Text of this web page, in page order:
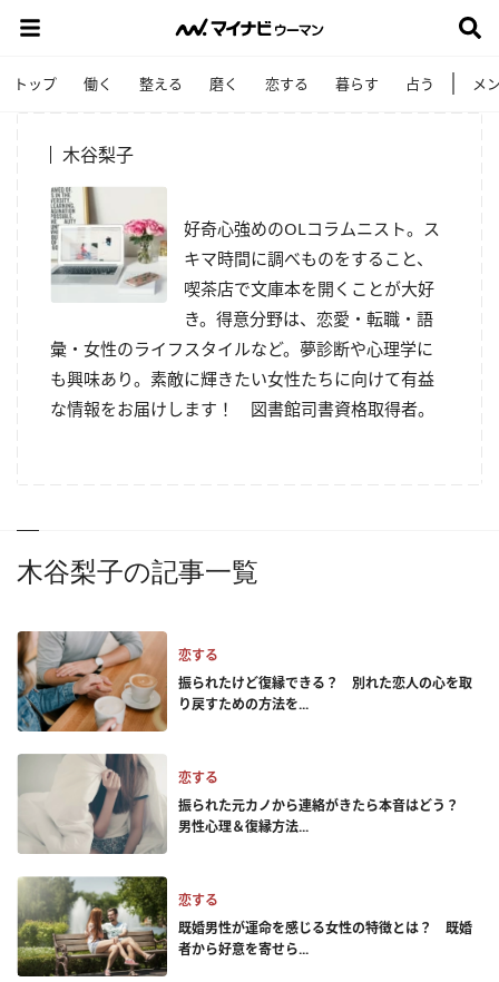
トップ 働く 整える 磨く 恋する 暮らす 占う メ
木谷梨子
好奇心強めのOLコラムニスト。ス
キマ時間に調べものをすること、
喫茶店で文庫本を開くことが大好
き。得意分野は、恋愛・転職・語
彙・女性のライフスタイルなど。夢診断や心理学に
も興味あり。素敵に輝きたい女性たちに向けて有益
な情報をお届けします！ 図書館司書資格取得者。
木谷梨子の記事一覧
恋する
振られたけど復縁できる？ 別れた恋人の心を取
り戻すための方法を...
恋する
振られた元カノから連絡がきたら本音はどう？
男性心理＆復縁方法...
恋する
既婚男性が運命を感じる女性の特徴とは？ 既婚
者から好意を寄せら...